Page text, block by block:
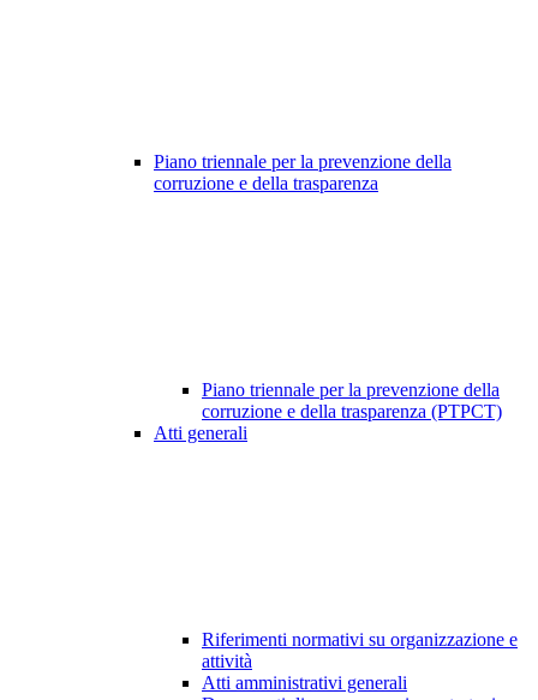
Piano triennale per la prevenzione della
corruzione e della trasparenza
Piano triennale per la prevenzione della
corruzione e della trasparenza (PTPCT)
Atti generali
Riferimenti normativi su organizzazione e
attività
Atti amministrativi generali